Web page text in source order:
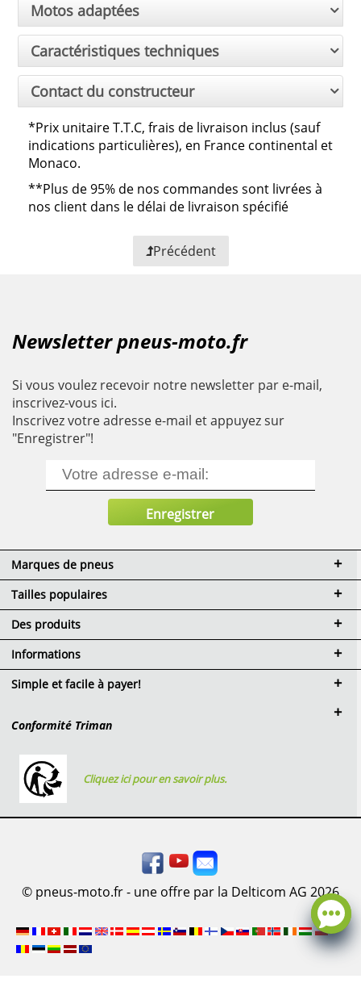
Motos adaptées
Caractéristiques techniques
Contact du constructeur
*Prix unitaire T.T.C, frais de livraison inclus (sauf
indications particulières), en France continental et
Monaco.
**Plus de 95% de nos commandes sont livrées à
nos client dans le délai de livraison spécifié
Précédent
Newsletter pneus-moto.fr
Si vous voulez recevoir notre newsletter par e-mail,
inscrivez-vous ici.
Inscrivez votre adresse e-mail et appuyez sur
"Enregistrer"!
Marques de pneus
Tailles populaires
Des produits
Informations
Inscription partenaire de
Simple et facile à payer!
Conformité Triman
Cliquez ici pour en savoir plus.
© pneus-moto.fr - une offre par la Delticom AG 2026